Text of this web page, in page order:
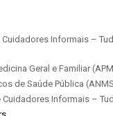
Informais –
Geral e Familiar
de Saúde Pública
Informais –